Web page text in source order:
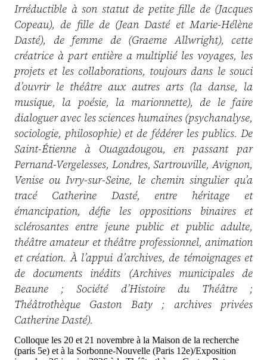
Irréductible à son statut de petite fille de (Jacques
Copeau), de fille de (Jean Dasté et Marie-Hélène
Dasté), de femme de (Graeme Allwright), cette
créatrice à part entière a multiplié les voyages, les
projets et les collaborations, toujours dans le souci
d’ouvrir le théâtre aux autres arts (la danse, la
musique, la poésie, la marionnette), de le faire
dialoguer avec les sciences humaines (psychanalyse,
sociologie, philosophie) et de fédérer les publics. De
Saint-Étienne à Ouagadougou, en passant par
Pernand-Vergelesses, Londres, Sartrouville, Avignon,
Venise ou Ivry-sur-Seine, le chemin singulier qu’a
tracé Catherine Dasté, entre héritage et
émancipation, défie les oppositions binaires et
sclérosantes entre jeune public et public adulte,
théâtre amateur et théâtre professionnel, animation
et création. À l’appui d’archives, de témoignages et
de documents inédits (Archives municipales de
Beaune ; Société d’Histoire du Théâtre ;
Théâtrothèque Gaston Baty ; archives privées
Catherine Dasté).
Colloque les 20 et 21 novembre à la Maison de la recherche
(paris 5e) et à la Sorbonne-Nouvelle (Paris 12e)/Exposition